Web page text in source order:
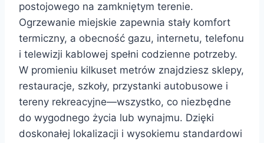
postojowego na zamkniętym terenie.
Ogrzewanie miejskie zapewnia stały komfort
termiczny, a obecność gazu, internetu, telefonu
i telewizji kablowej spełni codzienne potrzeby.
W promieniu kilkuset metrów znajdziesz sklepy,
restauracje, szkoły, przystanki autobusowe i
tereny rekreacyjne—wszystko, co niezbędne
do wygodnego życia lub wynajmu. Dzięki
doskonałej lokalizacji i wysokiemu standardowi